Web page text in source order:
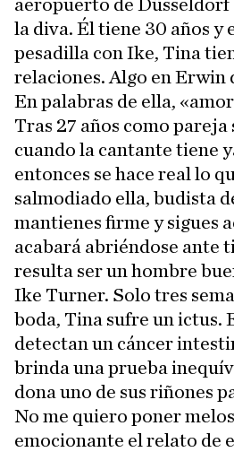
aeropuerto de
la diva. Él tiene 30 años y
pesadilla con Ike, Tina
relaciones. Algo en Erwin
En palabras de ella,
Tras 27 años como pareja
cuando la cantante tiene
entonces se hace real lo
salmodiado ella, budista
mantienes firme y sigues
acabará abriéndose ante
resulta ser un hombre
Ike Turner. Solo tres
boda, Tina sufre un ictus.
detectan un cáncer
brinda una prueba
dona uno de sus riñones
No me quiero poner
emocionante el relato de